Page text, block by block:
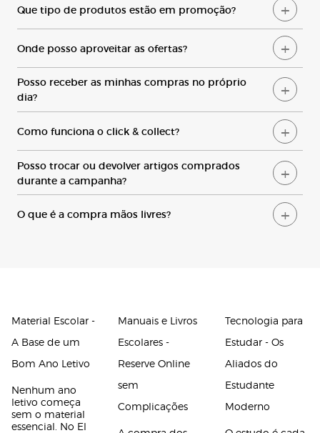
Que tipo de produtos estão em promoção?
Material escolar: cadernos, estojos, mochilas,
canetas, lápis, marcadores.
impressoras, calculadoras.
Moda para crianças e adolescentes: roupa, calçado,
estantes, iluminação.
Livros escolares e literatura infanto-juvenil.
Onde posso aproveitar as ofertas?
Nas lojas físicas de Lisboa e Gaia Porto
Online emelcorteingles.pt
Posso receber as minhas compras no próprio
dia?
Como funciona o click & collect?
Posso trocar ou devolver artigos comprados
durante a campanha?
O que é a compra mãos livres?
Material Escolar -
A Base de um
Bom Ano Letivo
Nenhum ano
letivo começa
sem o material
essencial. No El
Manuais e Livros
Escolares -
Reserve Online
sem
Complicações
Tecnologia para
Estudar - Os
Aliados do
Estudante
Moderno